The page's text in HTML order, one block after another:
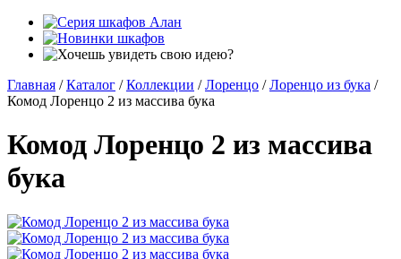
Главная / Каталог / Коллекции / Лоренцо / Лоренцо из бука /
Комод Лоренцо 2 из массива бука
Комод Лоренцо 2 из массива
бука